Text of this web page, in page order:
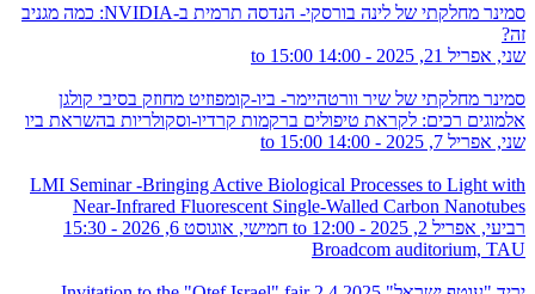
סמינר מחלקתי של לינה בורסקי- הנדסה תרמית ב-NVIDIA: כמה מגניב
זה?
שני, אפריל 21, 2025 -
14:00
15:00
סמינר מחלקתי של שיר וורטהיימר- ביו-קומפוזיט מחוזק בסיבי קולגן
אלמוגים רכים: לקראת טיפולים ברקמות קרדיו-וסקולריות בהשראת ביו
שני, אפריל 7, 2025 -
14:00
15:00
LMI Seminar -Bringing Active Biological Processes to Light with
Near-Infrared Fluorescent Single-Walled Carbon Nanotubes
רביעי, אפריל 2, 2025 - 12:00
חמישי, אוגוסט 6, 2026 - 15:30
Broadcom auditorium, TAU